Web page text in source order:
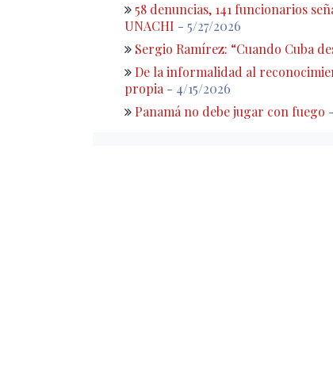
58 denuncias, 141 funcionarios
UNACHI - 5/27/2026
Sergio Ramírez: “Cuando Cuba
De la informalidad al
propia - 4/15/2026
Panamá no debe jugar con fuego